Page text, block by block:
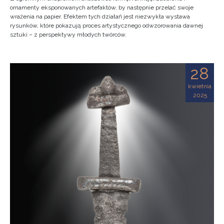
ornamenty eksponowanych artefaktów, by następnie przelać swoje
wrażenia na papier. Efektem tych działań jest niezwykła wystawa
rysunków, które pokazują proces artystycznego odwzorowania dawnej
sztuki – z perspektywy młodych twórców.
28
kwietnia
2025